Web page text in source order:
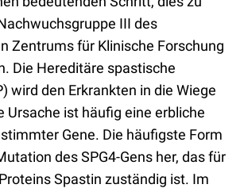
III des
Zentrums für Klinische Forschung
Die Hereditäre spastische
wird den Erkrankten in die Wiege
Ursache ist häufig eine erbliche
Gene. Die häufigste Form
des SPG4-Gens her, das für
Spastin zuständig ist. Im